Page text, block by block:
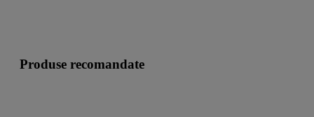
Produse recomandate